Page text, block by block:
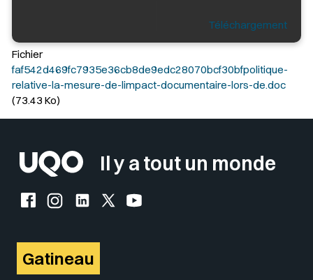
Téléchargement
Fichier
faf542d469fc7935e36cb8de9edc28070bcf30bfpolitique-
relative-la-mesure-de-limpact-documentaire-lors-de.doc
(73.43 Ko)
Il y a tout un monde
Facebook de l'UQO
Instagram de l'UQO
LinkedIn de l'UQO
X (Twitter) de l'UQO
YouTube de l'UQO
Gatineau